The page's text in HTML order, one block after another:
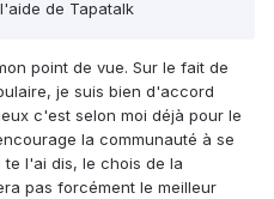
de Tapatalk
point de vue. Sur le fait de
je suis bien d'accord
c'est selon moi déjà pour le
la communauté à se
l'ai dis, le chois de la
pas forcément le meilleur